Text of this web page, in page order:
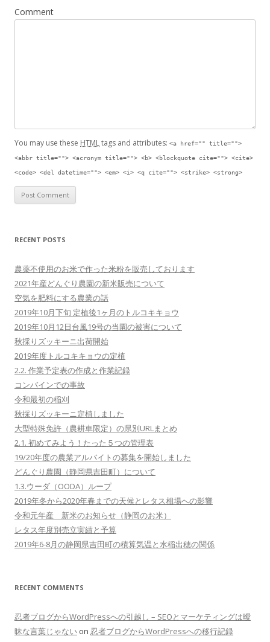
Comment
You may use these HTMLtags and attributes: <a href="" title="">
<abbr title=""> <acronym title=""> <b> <blockquote cite=""> <cite>
<code> <del datetime=""> <em> <i> <q cite=""> <strike> <strong>
RECENT POSTS
農薬不使用のお米で作った米粉を販売しております
2021年産どんぐり農園の新米販売について
空気を肥料にする農業の話
2019年10月下旬 定植後1ヶ月のトルコキキョウ
2019年10月12日台風19号の当園の被害について
秋採りズッキーニ出荷開始
2019年度トルコキキョウの定植
2.2. 作業予定表の作成と作業記録
コンバインでの事故
令和最初の稲刈
秋採りズッキーニ定植しました
大型特殊免許（農耕車限定）の県別URLまとめ
2.1. 初めてみよう！たった５つの管理表
19/20年度の農業アルバイトの募集を開始しました
どんぐり農園（静岡県吉田町）について
1.3.ウーダ（OODA）ループ
2019年冬から2020年春までの天候とレタス相場への影響
令和元年産 新米のお知らせ（静岡のお米）
レタス年度別売立実績と予算
2019年6-8月の静岡県吉田町の積算気温と水稲出穂の関係
RECENT COMMENTS
忍者ブログからWordPressへの引越し – SEOとマーケティングは曖
昧な言葉じゃない on 忍者ブログからWordPressへの移行記録